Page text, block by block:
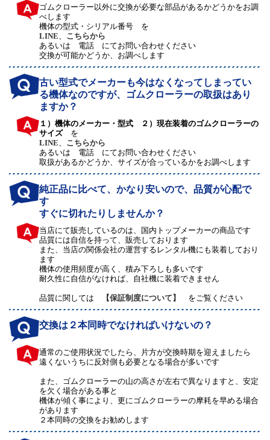
ゴムクローラー以外に交換が必要な部品があるかどうかをお調
べします
機体の型式・シリアル番号 を
LINE
こちらから
あるいは 電話 にてお問い合わせください
交換が可能かどうか、お調べします
古い型式でメーカーも今はなくなってしまってい
る機体なのですが、ゴムクローラーの取扱はあり
ますか？
１）機体のメーカー・型式 ２）現在装着のゴムクローラーの
サイズを
LINE
こちらから
あるいは 電話 にてお問い合わせください
取扱があるかどうか、サイズが合っているかをお調べします
純正品に比べて、かなり安いので、品質が心配で
す
すぐに切れたりしませんか？
当店にて販売しているのは、国内トップメーカーの商品です
品質には自信を持って、販売しております
また、当店の関係会社の運営するレンタル機にも装着しており
ます
機体の使用頻度が高く、積み下ろしも多いです
耐久性に自信がなければ、自社機に装着できません
品質に関しては 【保証制度について】 をご覧ください
交換は２本同時でなければいけないの？
通常のご使用状況でしたら、片方が交換時期を迎えましたら
遠くないうちに反対側も必要となる場合が多いです
また、ゴムクローラーの山の高さが左右で異なりますと、安定
を欠く場合がある事と
機体が傾く事により、更にゴムクローラーの摩耗を早める場合
があります
２本同時の交換をお勧めします